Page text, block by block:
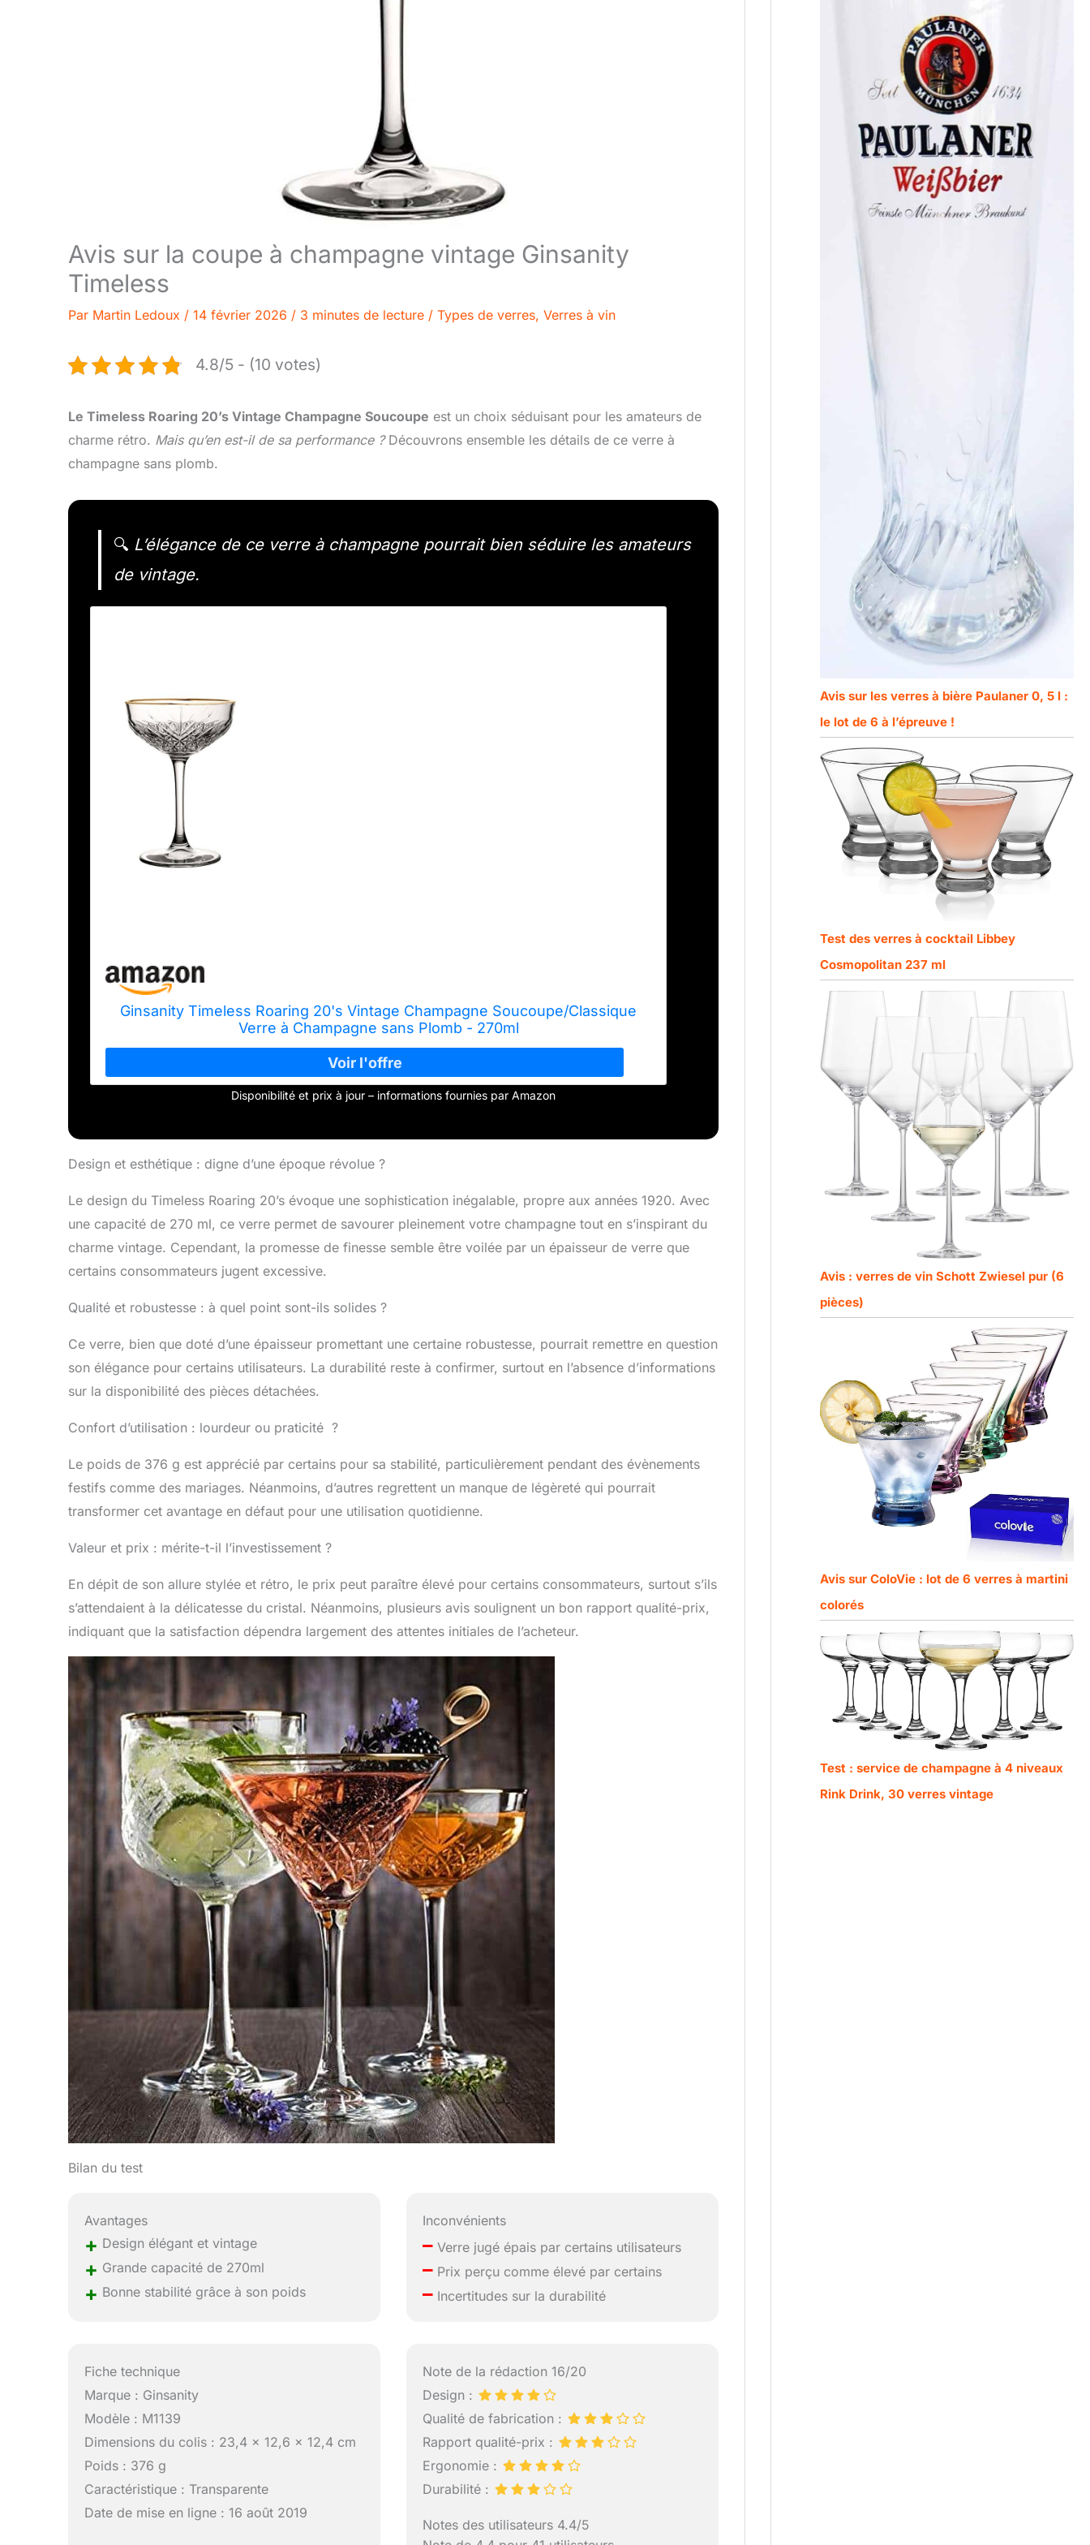
Avis sur la coupe à champagne vintage Ginsanity
Timeless
Par Martin Ledoux / 14 février 2026 / 3 minutes de lecture / Types de verres, Verres à vin
4.8/5 - (10 votes)
Le Timeless Roaring 20’s Vintage Champagne Soucoupe est un choix séduisant pour les amateurs de
charme rétro. Mais qu’en est-il de sa performance ?Découvrons ensemble les détails de ce verre à
champagne sans plomb.
🔍 L’élégance de ce verre à champagne pourrait bien séduire les amateurs
de vintage.
Ginsanity Timeless Roaring 20's Vintage Champagne Soucoupe/Classique
Verre à Champagne sans Plomb - 270ml
Disponibilité et prix à jour – informations fournies par Amazon
Design et esthétique : digne d’une époque révolue ?
Le design du Timeless Roaring 20’s évoque une sophistication inégalable, propre aux années 1920. Avec
une capacité de 270 ml, ce verre permet de savourer pleinement votre champagne tout en s’inspirant du
charme vintage. Cependant, la promesse de finesse semble être voilée par un épaisseur de verre que
certains consommateurs jugent excessive.
Qualité et robustesse : à quel point sont-ils solides ?
Ce verre, bien que doté d’une épaisseur promettant une certaine robustesse, pourrait remettre en question
son élégance pour certains utilisateurs. La durabilité reste à confirmer, surtout en l’absence d’informations
sur la disponibilité des pièces détachées.
Confort d’utilisation : lourdeur ou praticité ?
Le poids de 376 g est apprécié par certains pour sa stabilité, particulièrement pendant des évènements
festifs comme des mariages. Néanmoins, d’autres regrettent un manque de légèreté qui pourrait
transformer cet avantage en défaut pour une utilisation quotidienne.
Valeur et prix : mérite-t-il l’investissement ?
En dépit de son allure stylée et rétro, le prix peut paraître élevé pour certains consommateurs, surtout s’ils
s’attendaient à la délicatesse du cristal. Néanmoins, plusieurs avis soulignent un bon rapport qualité-prix,
indiquant que la satisfaction dépendra largement des attentes initiales de l’acheteur.
Bilan du test
Avantages
+ Design élégant et vintage
+ Grande capacité de 270ml
+ Bonne stabilité grâce à son poids
Inconvénients
– Verre jugé épais par certains utilisateurs
– Prix perçu comme élevé par certains
– Incertitudes sur la durabilité
Fiche technique
Marque : Ginsanity
Modèle : M1139
Dimensions du colis : 23,4 x 12,6 x 12,4 cm
Poids : 376 g
Caractéristique : Transparente
Date de mise en ligne : 16 août 2019
Note de la rédaction 16/20
Design :
Qualité de fabrication :
Rapport qualité-prix :
Ergonomie :
Durabilité :
Notes des utilisateurs 4.4/5
Avis sur les verres à bière Paulaner 0, 5 l :
le lot de 6 à l’épreuve !
Test des verres à cocktail Libbey
Cosmopolitan 237 ml
Avis : verres de vin Schott Zwiesel pur (6
pièces)
Avis sur ColoVie : lot de 6 verres à martini
colorés
Test : service de champagne à 4 niveaux
Rink Drink, 30 verres vintage